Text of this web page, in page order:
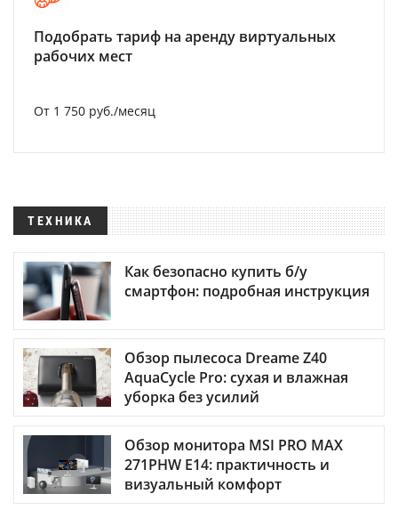
Подобрать тариф на аренду виртуальных
рабочих мест
От 1 750 руб./месяц
ТЕХНИКА
Как безопасно купить б/у
смартфон: подробная инструкция
Обзор пылесоса Dreame Z40
AquaCycle Pro: сухая и влажная
уборка без усилий
Обзор монитора MSI PRO MAX
271PHW E14: практичность и
визуальный комфорт